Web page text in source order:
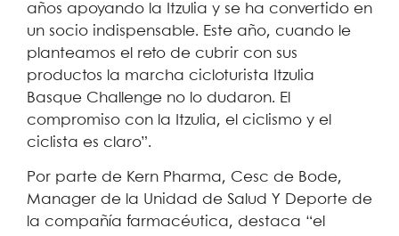
años apoyando la Itzulia y se ha convertido en
un socio indispensable. Este año, cuando le
planteamos el reto de cubrir con sus
productos la marcha cicloturista Itzulia
Basque Challenge no lo dudaron. El
compromiso con la Itzulia, el ciclismo y el
ciclista es claro”.
Por parte de Kern Pharma, Cesc de Bode,
Manager de la Unidad de Salud Y Deporte de
la compañía farmacéutica, destaca “el